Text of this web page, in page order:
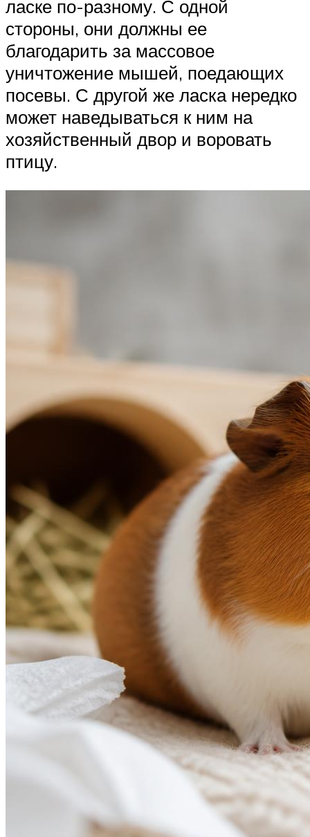
ласке по-разному. С одной
стороны, они должны ее
благодарить за массовое
уничтожение мышей, поедающих
посевы. С другой же ласка нередко
может наведываться к ним на
хозяйственный двор и воровать
птицу.